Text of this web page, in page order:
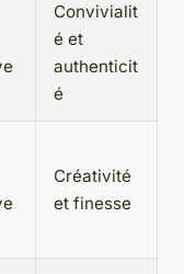
Convivialit
é et
authenticit
é
Créativité
et finesse